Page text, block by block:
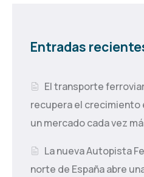
Entradas
El transporte
recupera el crecimiento
un mercado cada vez
La nueva Autopista
norte de España abre